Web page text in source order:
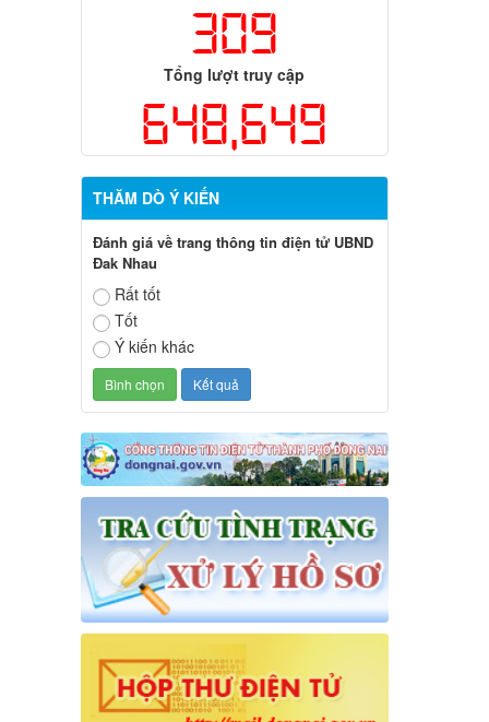
309
Tổng lượt truy cập
648,649
THĂM DÒ Ý KIẾN
Đánh giá về trang thông tin điện tử UBND
Đak Nhau
Rất tốt
Tốt
Ý kiến khác